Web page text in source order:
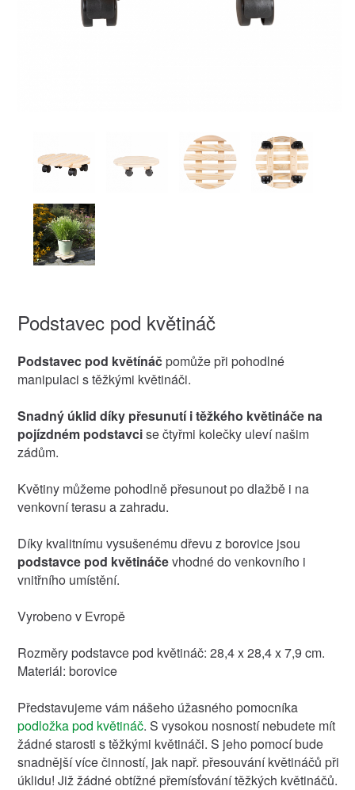
Podstavec pod květináč
Podstavec pod květínáčpomůže při pohodlné
manipulaci s těžkými květináči.
Snadný úklid díky přesunutí i těžkého květináče na
pojízdném podstavcise čtyřmi kolečky uleví našim
zádům.
Květiny můžeme pohodlně přesunout po dlažbě i na
venkovní terasu a zahradu.
Díky kvalitnímu vysušenému dřevu z borovice jsou
podstavce pod květináčevhodné do venkovního i
vnitřního umístění.
Vyrobeno v Evropě
Rozměry podstavce pod květináč: 28,4 x 28,4 x 7,9 cm.
Materiál: borovice
Představujeme vám nášeho úžasného pomocníka
podložka pod květináč. S vysokou nosností nebudete mít
žádné starosti s těžkými květináči. S jeho pomocí bude
snadnější více činností, jak např. přesouvání květináčů při
úklidu! Již žádné obtížné přemísťování těžkých květináčů.